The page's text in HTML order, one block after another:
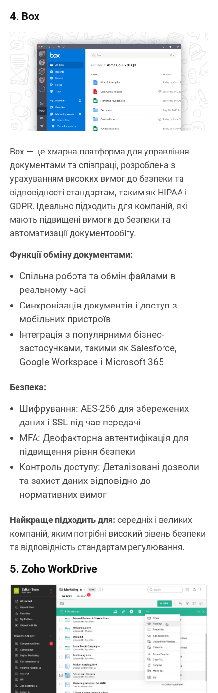
4. Box
Box — це хмарна платформа для управління
документами та співпраці, розроблена з
урахуванням високих вимог до безпеки та
відповідності стандартам, таким як HIPAA і
GDPR. Ідеально підходить для компаній, які
мають підвищені вимоги до безпеки та
автоматизації документообігу.
Функції обміну документами:
Спільна робота та обмін файлами в
реальному часі
Синхронізація документів і доступ з
мобільних пристроїв
Інтеграція з популярними бізнес-
застосунками, такими як Salesforce,
Google Workspace і Microsoft 365
Безпека:
Шифрування: AES-256 для збережених
даних і SSL під час передачі
MFA: Двофакторна автентифікація для
підвищення рівня безпеки
Контроль доступу: Деталізовані дозволи
та захист даних відповідно до
нормативних вимог
Найкраще підходить для: середніх і великих
компаній, яким потрібні високий рівень безпеки
та відповідність стандартам регулювання.
5. Zoho WorkDrive